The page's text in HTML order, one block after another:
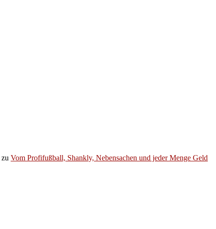
zu Vom Profifußball, Shankly, Nebensachen und jeder Menge Geld